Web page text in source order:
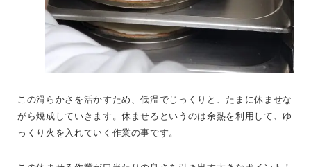
この滑らかさを活かすため、低温でじっくりと、たまに休ませな
がら焼成していきます。休ませるというのは余熱を利用して、ゆ
っくり火を入れていく作業の事です。